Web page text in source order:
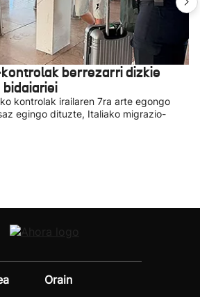
berrezarri dizkie
kontrolak irailaren 7ra arte egongo
egingo dituzte, Italiako migrazio-
Orain